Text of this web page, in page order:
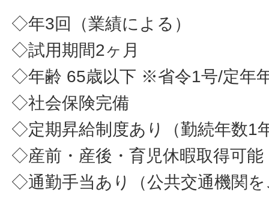
◇年3回（業績による）
◇試用期間2ヶ月
◇年齢 65歳以下 ※省令1号/定年
◇社会保険完備
◇定期昇給制度あり（勤続年数1
◇産前・産後・育児休暇取得可能
◇通勤手当あり（公共交通機関